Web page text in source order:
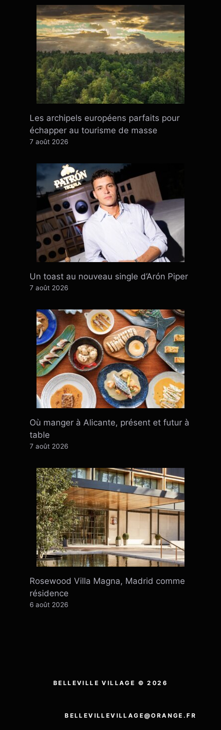
Les archipels européens parfaits pour
échapper au tourisme de masse
7 août 2026
Un toast au nouveau single d’Arón Piper
7 août 2026
Où manger à Alicante, présent et futur à
table
7 août 2026
Rosewood Villa Magna, Madrid comme
résidence
6 août 2026
BELLEVILLE VILLAGE © 2026
BELLEVILLEVILLAGE@ORANGE.FR